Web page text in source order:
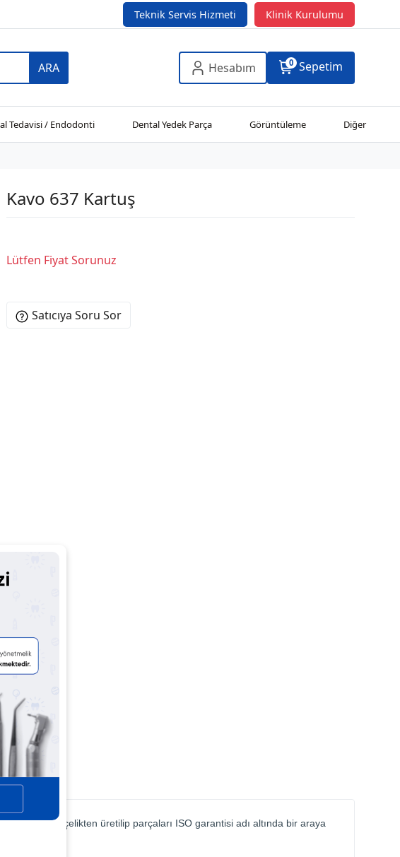
Teknik Servis Hizmeti Klinik Kurulumu
ARA Hesabım 0 Sepetim
Tedavisi / Endodonti Dental Yedek Parça Görüntüleme Diğer
Kavo 637 Kartuş
Lütfen Fiyat Sorunuz
Satıcıya Soru Sor
özel çelikten üretilip parçaları ISO garantisi adı altında bir araya